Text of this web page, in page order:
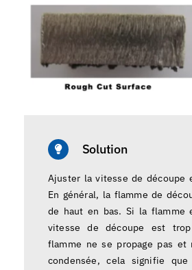
Solution
Ajuster la vitesse de découpe
En général, la flamme de
de haut en bas. Si la flamme
vitesse de découpe est
flamme ne se propage pas
condensée, cela signifie